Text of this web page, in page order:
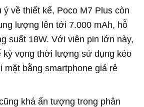
ý về thiết kế, Poco M7 Plus còn
lượng lên tới 7.000 mAh, hỗ
suất 18W. Với viên pin lớn này,
kỳ vọng thời lượng sử dụng kéo
mặt bằng smartphone giá rẻ
khá ấn tượng trong phân